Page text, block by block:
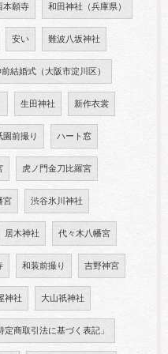
本願寺 和田神社（兵庫県）
安い 難波八坂神社
結婚式（大阪市淀川区）
生田神社 新作衣裳
園前撮り ハート窓
虎ノ門金刀比羅宮
宮 渋谷氷川神社
居木神社 代々木八幡宮
和装前撮り 吉野神宮
神社 大山祇神社
定商取引法に基づく表記」